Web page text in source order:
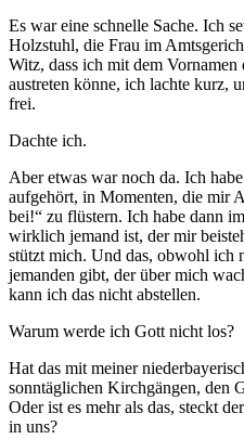
Es war eine schnelle Sache. Ich
Holzstuhl, die Frau im
Witz, dass ich mit dem
austreten könne, ich lachte kurz,
frei.
Dachte ich.
Aber etwas war noch da. Ich
aufgehört, in Momenten, die mir
bei!“ zu flüstern. Ich habe dann
wirklich jemand ist, der mir
stützt mich. Und das, obwohl ich
jemanden gibt, der über mich
kann ich das nicht abstellen.
Warum werde ich Gott nicht los?
Hat das mit meiner
sonntäglichen Kirchgängen, den
Oder ist es mehr als das, steckt
in uns?